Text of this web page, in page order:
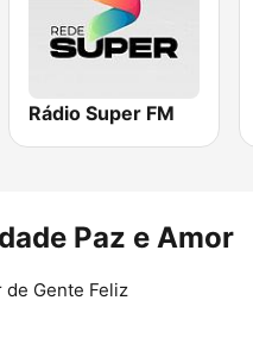
Rádio Super FM
Paz e Amor
de Gente Feliz